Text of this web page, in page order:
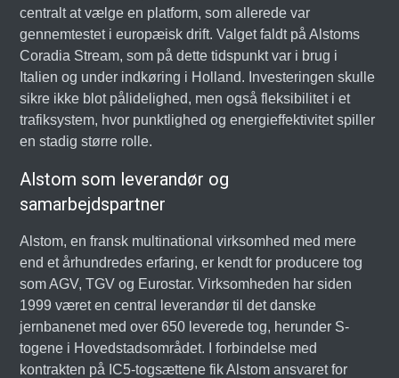
centralt at vælge en platform, som allerede var
gennemtestet i europæisk drift. Valget faldt på Alstoms
Coradia Stream, som på dette tidspunkt var i brug i
Italien og under indkøring i Holland. Investeringen skulle
sikre ikke blot pålidelighed, men også fleksibilitet i et
trafiksystem, hvor punktlighed og energieffektivitet spiller
en stadig større rolle.
Alstom som leverandør og
samarbejdspartner
Alstom, en fransk multinational virksomhed med mere
end et århundredes erfaring, er kendt for producere tog
som AGV, TGV og Eurostar. Virksomheden har siden
1999 været en central leverandør til det danske
jernbanenet med over 650 leverede tog, herunder S-
togene i Hovedstadsområdet. I forbindelse med
kontrakten på IC5-togsættene fik Alstom ansvaret for